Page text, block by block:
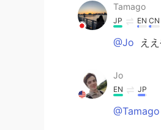
Tamago
JP EN CN
@Jo え
Jo
EN JP
@Tamago